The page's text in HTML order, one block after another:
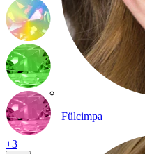
Fülcimpa
+3